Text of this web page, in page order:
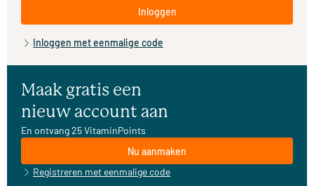
Inloggen
Inloggen met eenmalige code
Maak gratis een
nieuw account aan
En ontvang 25 VitaminPoints
Nu aanmaken
Registreren met eenmalige code